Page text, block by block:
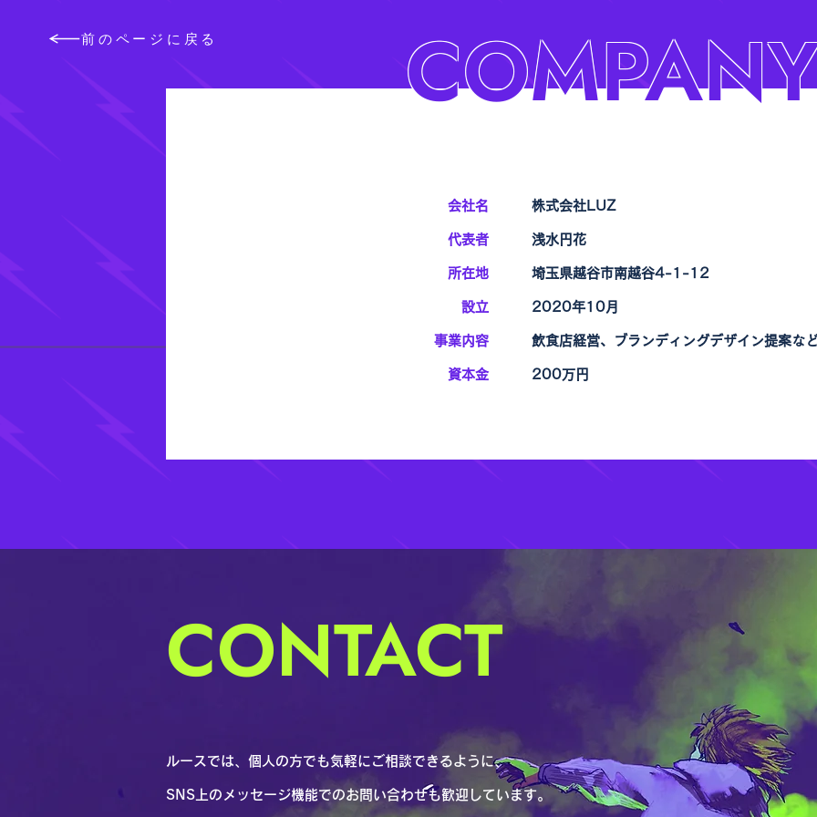
前のページに戻る
会社名
代表者
所在地
設立
事業内容
資本金
株式会社LUZ
浅水円花
埼玉県越谷市南越谷4-1-12
2020年10月
飲食店経営、ブランディングデザイン提案な
200万円
CONTACT
ルースでは、個人の方でも気軽にご相談できるように、
SNS上のメッセージ機能でのお問い合わせも歓迎しています。